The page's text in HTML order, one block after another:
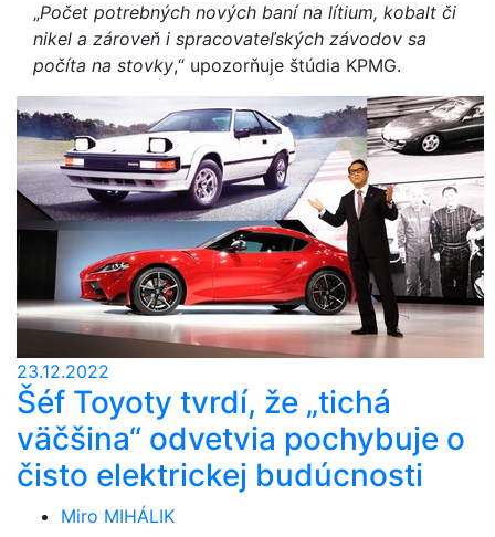
„Počet potrebných nových baní na lítium, kobalt či
nikel a zároveň i spracovateľských závodov sa
počíta na stovky,“ upozorňuje štúdia KPMG.
23.12.2022
Šéf Toyoty tvrdí, že „tichá
väčšina“ odvetvia pochybuje o
čisto elektrickej budúcnosti
Miro MIHÁLIK